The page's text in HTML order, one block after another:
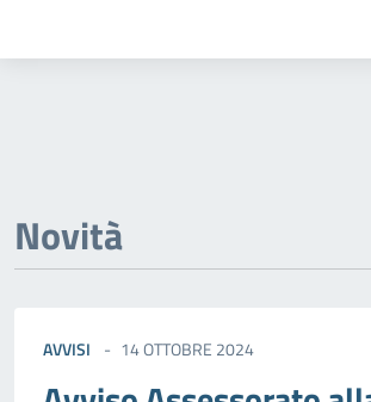
Novità
AVVISI 14 OTTOBRE 2024